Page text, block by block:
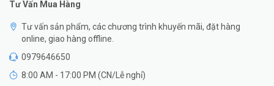
Tư Vấn Mua Hàng
Tư vấn sản phẩm, các chương trình khuyến mãi, đặt hàng
online, giao hàng offline.
0979646650
8:00 AM - 17:00 PM (CN/Lễ nghỉ)